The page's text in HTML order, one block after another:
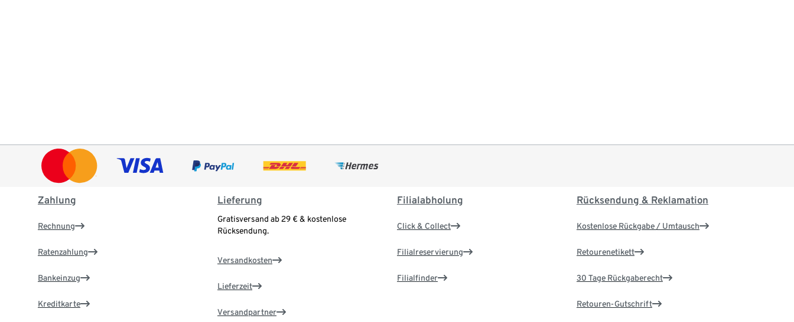
Zahlung
Rechnung
Ratenzahlung
Bankeinzug
Kreditkarte
Lieferung
Gratisversand ab 29 € & kostenlose
Rücksendung.
Versandkosten
Lieferzeit
Versandpartner
Filialabholung
Click & Collect
Filialreservierung
Filialfinder
Rücksendung & Reklamation
Kostenlose Rückgabe / Umtausch
Retourenetikett
30 Tage Rückgaberecht
Retouren-Gutschrift